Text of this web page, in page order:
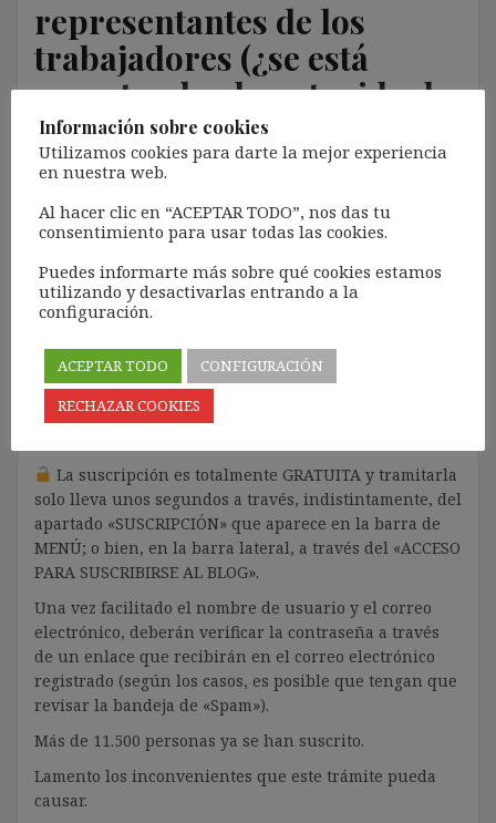
representantes de los
trabajadores (¿se está
respetando el contenido de
la Directiva 2001/23?)
23 enero, 2019 ibdehere
Nota:
forma totalmente GRATUITA.
La proliferación de empresas que utilizan la
lucro y que se apropian del contenido de terceros sin
ningún respeto por los derechos de autor, me ha
llevado a restringir el contenido del blog únicamente
La suscripción es totalmente GRATUITA y tramitarla
solo lleva unos segundos a través, indistintamente, del
apartado «SUSCRIPCIÓN» que aparece en la barra de
MENÚ; o bien, en la barra lateral, a través del «ACCESO
PARA SUSCRIBIRSE AL BLOG».
Una vez facilitado el nombre de usuario y el correo
electrónico, deberán verificar la contraseña a través
de un enlace que recibirán en el correo electrónico
registrado (según los casos, es posible que tengan que
revisar la bandeja de «Spam»).
Más de 11.500 personas ya se han suscrito.
Lamento los inconvenientes que este trámite pueda
causar.
Información sobre cookies
Utilizamos cookies para darte la mejor experiencia
en nuestra web.
Al hacer clic en “ACEPTAR TODO”, nos das tu
consentimiento para usar todas las cookies.
Puedes informarte más sobre qué cookies estamos
utilizando y desactivarlas entrando a la
configuración.
ACEPTAR TODO
CONFIGURACIÓN
RECHAZAR COOKIES